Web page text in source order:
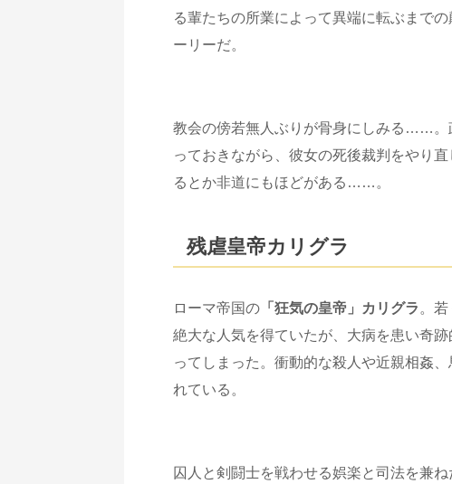
る輩たちの所業によって異端に転ぶまで
ーリーだ。
教会の傍若無人ぶりが骨身にしみる……。
っておきながら、彼女の死後裁判をやり
るとか非道にもほどがある……。
残虐皇帝カリグラ
ローマ帝国の「狂気の皇帝」カリグラ 。
絶大な人気を得ていたが、大病を患い奇
ってしまった。衝動的な殺人や近親相姦
れている。
囚人と剣闘士を戦わせる娯楽と司法を兼